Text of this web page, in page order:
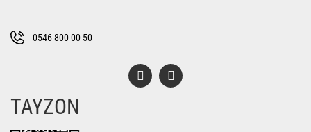
Bu ürüne benzer farklı alternatifler olmalı.
0546 800 00 50
TAYZON